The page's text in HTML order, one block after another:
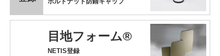
目地フォーム®
NETIS登録